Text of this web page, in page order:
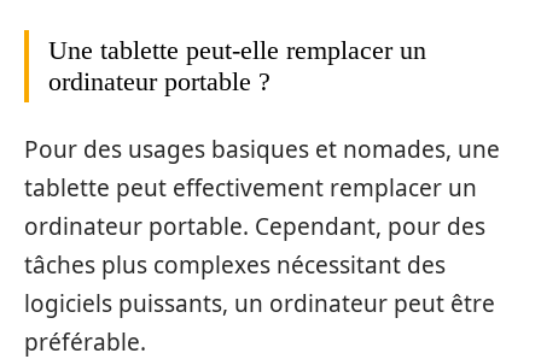
Une tablette peut-elle remplacer un
ordinateur portable ?
Pour des usages basiques et nomades, une
tablette peut effectivement remplacer un
ordinateur portable. Cependant, pour des
tâches plus complexes nécessitant des
logiciels puissants, un ordinateur peut être
préférable.